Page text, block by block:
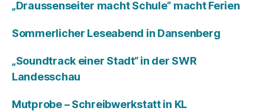
„Draussenseiter macht Schule“ macht Ferien
Sommerlicher Leseabend in Dansenberg
„Soundtrack einer Stadt“ in der SWR
Landesschau
Mutprobe – Schreibwerkstatt in KL